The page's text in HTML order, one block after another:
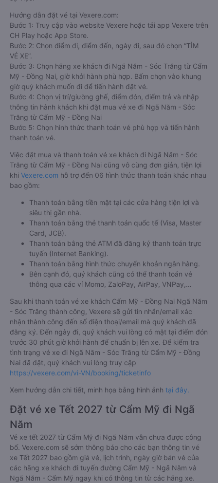
Hướng dẫn đặt vé tại Vexere.com:
Bước 1: Truy cập vào website Vexere hoặc tải app Vexere trên
CH Play hoặc App Store.
Bước 2: Chọn điểm đi, điểm đến, ngày đi, sau đó chọn “TÌM
VÉ XE”.
Bước 3: Chọn hãng xe khách đi Ngã Năm - Sóc Trăng từ Cẩm
Mỹ - Đồng Nai, giờ khởi hành phù hợp. Bấm chọn vào khung
giờ quý khách muốn đi để tiến hành đặt vé.
Bước 4: Chọn vị trí/giường ghế, điểm đón, điểm trả và nhập
thông tin hành khách khi đặt mua vé xe đi Ngã Năm - Sóc
Trăng từ Cẩm Mỹ - Đồng Nai
Bước 5: Chọn hình thức thanh toán vé phù hợp và tiến hành
thanh toán vé.
Việc đặt mua và thanh toán vé xe khách đi Ngã Năm - Sóc
Trăng từ Cẩm Mỹ - Đồng Nai cũng vô cùng đơn giản, tiện lợi
khi Vexere.com hỗ trợ đến 06 hình thức thanh toán khác nhau
bao gồm:
Thanh toán bằng tiền mặt tại các cửa hàng tiện lợi và
siêu thị gần nhà.
Thanh toán bằng thẻ thanh toán quốc tế (Visa, Master
Card, JCB).
Thanh toán bằng thẻ ATM đã đăng ký thanh toán trực
tuyến (Internet Banking).
Thanh toán bằng hình thức chuyển khoản ngân hàng.
Bên cạnh đó, quý khách cũng có thể thanh toán vé
thông qua các ví Momo, ZaloPay, AirPay, VNPay,…
Sau khi thanh toán vé xe khách Cẩm Mỹ - Đồng Nai Ngã Năm
- Sóc Trăng thành công, Vexere sẽ gửi tin nhắn/email xác
nhận thành công đến số điện thoại/email mà quý khách đã
đăng ký. Đến ngày đi, quý khách vui lòng có mặt tại điểm đón
trước 30 phút giờ khởi hành để chuẩn bị lên xe. Để kiểm tra
tình trạng vé xe đi Ngã Năm - Sóc Trăng từ Cẩm Mỹ - Đồng
Nai đã đặt, quý khách vui lòng truy cập
https://vexere.com/vi-VN/booking/ticketinfo
Xem hướng dẫn chi tiết, minh họa bằng hình ảnh tại đây.
Đặt vé xe Tết 2027 từ Cẩm Mỹ đi Ngã
Năm
Vé xe tết 2027 từ Cẩm Mỹ đi Ngã Năm vẫn chưa được công
bố. Vexere.com sẽ sớm thông báo cho các bạn thông tin vé
xe Tết 2027 bao gồm giá vé, lịch trình, ngày giờ bán vé của
các hãng xe khách đi tuyến đường Cẩm Mỹ - Ngã Năm và
Ngã Năm - Cẩm Mỹ ngay khi có thông tin từ các hãng xe.